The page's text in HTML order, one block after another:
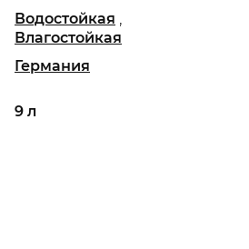
Водостойкая ,
Влагостойкая
Германия
9 л